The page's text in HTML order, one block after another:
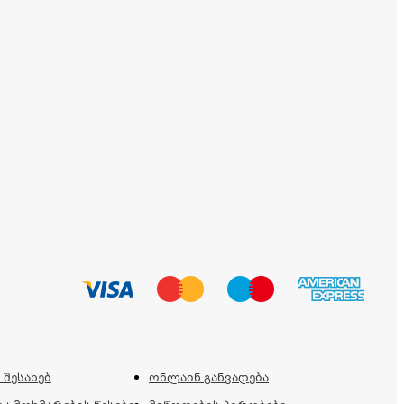
ონლაინ განვადება